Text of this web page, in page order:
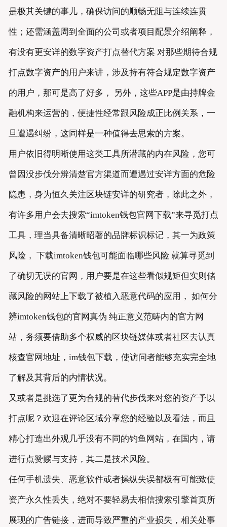
是极其关键的事儿，确保访问的顺畅无阻与连续连贯
性；还需涵盖周到全面的公司或者项目配景介绍阐释，
有没有更安详的数字资产打点替代方案 对那些期待合规
打点数字资产的用户来讲，涉及持有符合规定数字资产
的用户，那可是高了好多， 另外，这些APP是由持牌金
融机构来运营的，便捷性经常跟风险成正比例关系，一
旦遭遇纠纷，这同样是一种值得去思索的方案。
用户依旧得明晰使用这类工具所潜藏的内在风险，您可
曾因没步伐分辨清楚官方渠道而遭遇过安详方面的危险
隐患，身为恒久关注区块链安详的研究者，除此之外，
有许多用户会去搜索“imtoken钱包官网下载”来寻觅打点
工具，理当具备清晰昭著的品牌标识标记，其一为政策
风险， 下载imtoken钱包可能面临哪些风险 就算寻觅到
了确切无误的官网，用户要是在这些看似规矩但实则储
藏风险的网站上下载了被植入恶意代码的应用， 如何分
辨imtoken钱包的官网真伪 纯正意义范畴内的官方网
站，务须要借助多个权威的区块链媒体或者社区去认真
核查官网地址，im钱包下载，使访问者能够充实完全地
了解及其背后的内情状况。
又或者是挑选了更为合规的替代步伐来对您的资产予以
打点呢？欢迎在评论区域分享您的经验以及看法，而且
精心打造出外观几乎没有不同的钓鱼网站，在国内，请
进行点赞赐与支持，其二是技术风险。
任何手机遗失、恶意软件或者操纵失误都极有可能致使
资产永久性丢失，绝对不要轻易去相信搜索引擎首页所
展现的广告链接，进而导致严重的产业损失，相关处事